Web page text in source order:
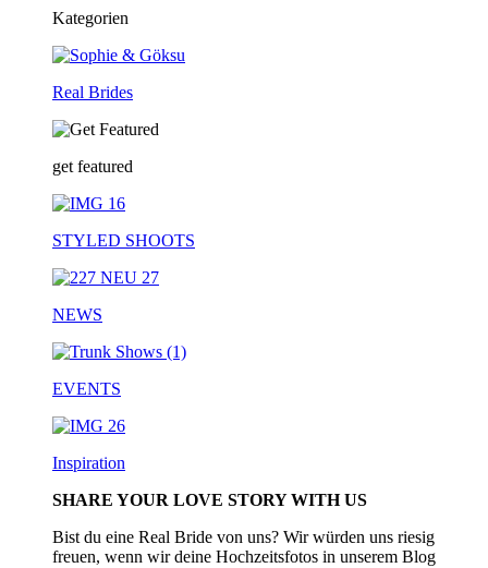
Kategorien
Real Brides
get featured
STYLED SHOOTS
NEWS
EVENTS
Inspiration
SHARE YOUR LOVE STORY WITH US
Bist du eine Real Bride von uns? Wir würden uns riesig
freuen, wenn wir deine Hochzeitsfotos in unserem Blog